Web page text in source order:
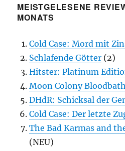
MEISTGELESENE
MONATS
Cold Case: Mord mit
Schlafende Götter (2)
Hitster: Platinum
Moon Colony Bloodbath
DHdR: Schicksal der
Cold Case: Der letzte
The Bad Karmas and
(NEU)